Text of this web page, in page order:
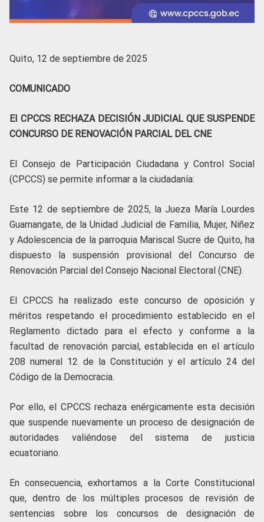
Quito, 12 de septiembre de 2025
COMUNICADO
EI CPCCS RECHAZA DECISIÓN JUDICIAL QUE SUSPENDE
CONCURSO DE RENOVACIÓN PARCIAL DEL CNE
El Consejo de Participación Ciudadana y Control Social
(CPCCS) se permite informar a la ciudadanía:
Este 12 de septiembre de 2025, la Jueza María Lourdes
Guamangate, de la Unidad Judicial de Familia, Mujer, Niñez
y Adolescencia de la parroquia Mariscal Sucre de Quito, ha
dispuesto la suspensión provisional del Concurso de
Renovación Parcial del Consejo Nacional Electoral (CNE).
El CPCCS ha realizado este concurso de oposición y
méritos respetando el procedimiento establecido en el
Reglamento dictado para el efecto y conforme a la
facultad de renovación parcial, establecida en el artículo
208 numeral 12 de la Constitución y el artículo 24 del
Código de la Democracia.
Por ello, el CPCCS rechaza enérgicamente esta decisión
que suspende nuevamente un proceso de designación de
autoridades valiéndose del sistema de justicia
ecuatoriano.
En consecuencia, exhortamos a la Corte Constitucional
que, dentro de los múltiples procesos de revisión de
sentencias sobre los concursos de designación de